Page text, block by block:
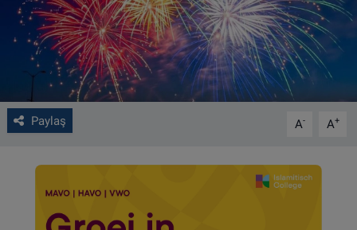
Paylaş A- A+
ALGEMENE VOORWAARDEN
CONTACT
Çerez Politikası